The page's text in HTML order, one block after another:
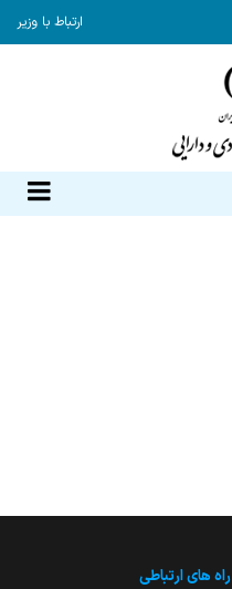
ارتباط با وزیر
راه های ارتباطی